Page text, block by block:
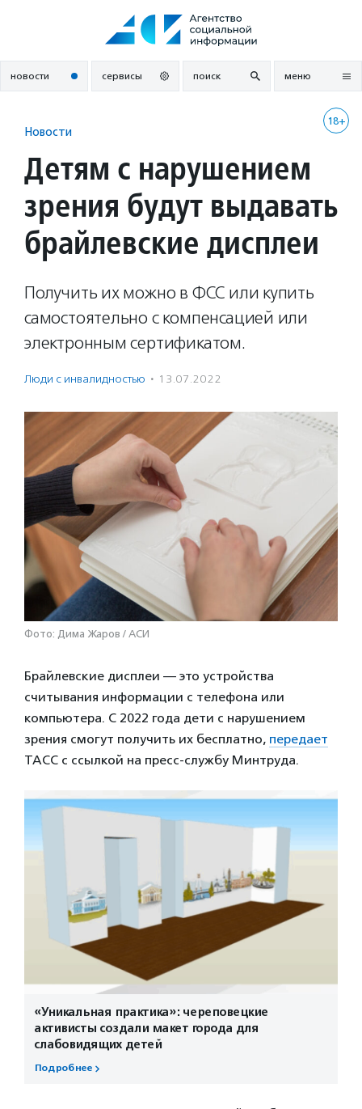
новости сервисы поиск меню
18+
Новости
Детям с нарушением
зрения будут выдавать
брайлевские дисплеи
Получить их можно в ФСС или купить
самостоятельно с компенсацией или
электронным сертификатом.
Люди с инвалидностью · 13.07.2022
Фото: Дима Жаров / АСИ
Брайлевские дисплеи — это устройства
считывания информации с телефона или
компьютера. С 2022 года дети с нарушением
зрения смогут получить их бесплатно, передает
ТАСС с ссылкой на пресс-службу Минтруда.
«Уникальная практика»: череповецкие
активисты создали макет города для
слабовидящих детей
Подробнее